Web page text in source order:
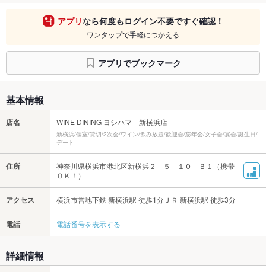
アプリなら何度もログイン不要ですぐ確認！
ワンタップで手軽につかえる
アプリでブックマーク
基本情報
店名 WINE DINING ヨシハマ 新横浜店
新横浜/個室/貸切/2次会/ワイン/飲み放題/歓迎会/忘年会/女子会/宴会/誕生日/
デート
住所
神奈川県横浜市港北区新横浜２－５－１０ Ｂ１（携帯
ＯＫ！）
アクセス 横浜市営地下鉄 新横浜駅 徒歩1分ＪＲ 新横浜駅 徒歩3分
電話 電話番号を表示する
詳細情報